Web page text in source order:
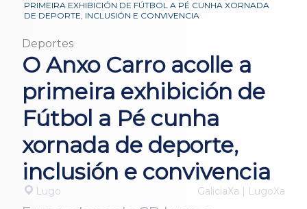
PRIMEIRA EXHIBICIÓN DE FÚTBOL A PÉ CUNHA XORNADA
DE DEPORTE, INCLUSIÓN E CONVIVENCIA
Deportes
O Anxo Carro acolle a
primeira exhibición de
Fútbol a Pé cunha
xornada de deporte,
inclusión e convivencia
Lugo GaliciaXa | LugoXa